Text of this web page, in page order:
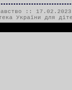
::
України для